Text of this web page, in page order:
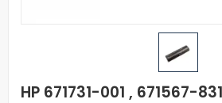
HP 671731-001 , 671567-